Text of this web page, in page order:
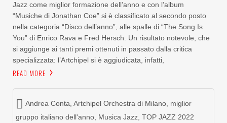
Jazz come miglior formazione dell’anno e con l’album
“Musiche di Jonathan Coe” si è classificato al secondo posto
nella categoria “Disco dell’anno”, alle spalle di “The Song Is
You” di Enrico Rava e Fred Hersch. Un risultato notevole, che
si aggiunge ai tanti premi ottenuti in passato dalla critica
specializzata: l’Artchipel si è aggiudicata, infatti,
READ MORE
Andrea Conta Artchipel Orchestra di Milano miglior
gruppo italiano dell'anno Musica Jazz TOP JAZZ 2022